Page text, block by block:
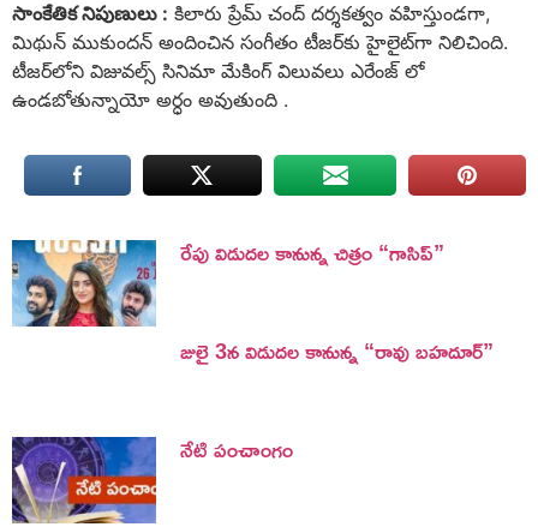
సాంకేతిక నిపుణులు : కిలారు ప్రేమ్ చంద్ దర్శకత్వం వహిస్తుండగా,
మిథున్ ముకుందన్ అందించిన సంగీతం టీజర్‌కు హైలైట్‌గా నిలిచింది.
టీజర్‌లోని విజువల్స్ సినిమా మేకింగ్ విలువలు ఎరేంజ్ లో
ఉండబోతున్నాయో అర్ధం అవుతుంది .
రేపు విడుదల కానున్న చిత్రం “గాసిప్”
జులై 3న విడుదల కానున్న “రావు బహదూర్”
నేటి పంచాంగం